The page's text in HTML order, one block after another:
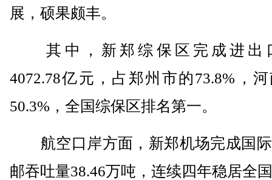
展，硕果颇丰。
其中，新郑综保区完成进出
4072.78亿元，占郑州市的73.8%，
50.3%，全国综保区排名第一。
航空口岸方面，新郑机场完成国
邮吞吐量38.46万吨，连续四年稳居全